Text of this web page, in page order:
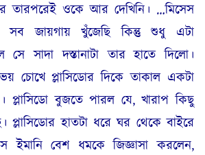
তারপরেই ওকে আর দেখিনি। …মিসেস
জায়গায় খুঁজেছি কিন্তু শুধু এটা
সাদা দস্তানাটা তার হাতে দিলো।
চোখে প্লাসিডোর দিকে তাকাল একটা
প্লাসিডো বুজতে পারল যে, খারাপ কিছু
প্লাসিডোর হাতটা ধরে ঘর থেকে বাইরে
ইমানি বেশ ধমকে জিজ্ঞাসা করলেন,